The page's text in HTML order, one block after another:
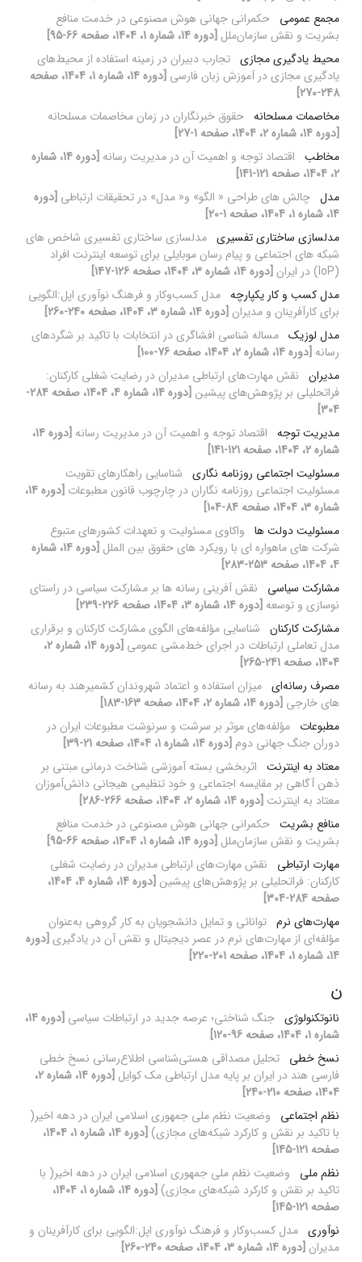
مجمع عمومی حکمرانی جهانی هوش مصنوعی در خدمت منافع
بشریت و نقش سازمان‌ملل [دوره 14، شماره 1، 1404، صفحه 66-95]
محیط یادگیری مجازی تجارب دبیران در زمینه استفاده از محیط‌های
یادگیری مجازی در آموزش زبان فارسی
[دوره 14، شماره 1، 1404، صفحه
248-270]
مخاصمات مسلحانه حقوق خبرنگاران در زمان مخاصمات مسلحانه
[دوره 14، شماره 2، 1404، صفحه 1-27]
مخاطب اقتصاد توجه و اهمیت آن در مدیریت رسانه
[دوره 14، شماره
2، 1404، صفحه 121-141]
مدل چالش های طراحی « الگو» و« مدل» در تحقیقات ارتباطی [دوره
14، شماره 1، 1404، صفحه 1-20]
مدلسازی ساختاری تفسیری مدلسازی ساختاری تفسیری شاخص های
شبکه های اجتماعی و پیام رسان موبایلی برای توسعه اینترنت افراد
(IoP) در ایران
[دوره 14، شماره 3، 1404، صفحه 126-147]
مدل کسب‌ و کار یکپارچه مدل کسب‌وکار و فرهنگ نوآوری اپل:الگویی
برای کارآفرینان و مدیران [دوره 14، شماره 3، 1404، صفحه 240-260]
مدل لوزیک مساله شناسی افشاگری در انتخابات با تاکید بر شگردهای
رسانه [دوره 14، شماره 2، 1404، صفحه 76-100]
مدیران نقش مهارت‌های ارتباطی مدیران در رضایت شغلی کارکنان:
فراتحلیلی بر پژوهش‌های پیشین
[دوره 14، شماره 4، 1404، صفحه 284-
304]
مدیریت توجه اقتصاد توجه و اهمیت آن در مدیریت رسانه
[دوره 14،
شماره 2، 1404، صفحه 121-141]
مسئولیت اجتماعی روزنامه نگاری شناسایی راهکارهای تقویت
مسئولیت اجتماعی روزنامه نگاران در چارچوب قانون مطبوعات
[دوره 14،
شماره 3، 1404، صفحه 84-104]
مسئولیت دولت ها واکاوی مسئولیت و تعهدات کشورهای متبوع
شرکت های ماهواره ای با رویکرد های حقوق بین الملل
[دوره 14، شماره
4، 1404، صفحه 253-283]
مشارکت سیاسی
نقش آفرینی رسانه ها بر مشارکت سیاسی در راستای
نوسازی و توسعه [دوره 14، شماره 3، 1404، صفحه 226-239]
مشارکت کارکنان شناسایی مؤلفه‌های الگوی مشارکت کارکنان و برقراری
مدل تعاملی ارتباطات در اجرای خط‌مشی عمومی
[دوره 14، شماره 2،
1404، صفحه 241-265]
مصرف رسانه‌ای میزان استفاده و اعتماد شهروندان کشمیرهند به رسانه
های خارجی [دوره 14، شماره 2، 1404، صفحه 163-183]
مطبوعات مؤلفه‌های موثر بر سرشت و سرنوشت مطبوعات ایران در
دوران جنگ جهانی دوم [دوره 14، شماره 1، 1404، صفحه 21-39]
معتاد به اینترنت اثربخشی بسته آموزشی شناخت درمانی مبتنی بر
ذهن آگاهی بر مقایسه اجتماعی و خود تنظیمی هیجانی دانش‌آموزان
معتاد به اینترنت [دوره 14، شماره 2، 1404، صفحه 266-286]
منافع بشریت حکمرانی جهانی هوش مصنوعی در خدمت منافع
بشریت و نقش سازمان‌ملل [دوره 14، شماره 1، 1404، صفحه 66-95]
مهارت ارتباطی
نقش مهارت‌های ارتباطی مدیران در رضایت شغلی
کارکنان: فراتحلیلی بر پژوهش‌های پیشین
[دوره 14، شماره 4، 1404،
صفحه 284-304]
مهارت‌های نرم توانائی و تمایل دانشجویان به کار گروهی به‌عنوان
مؤلفه‌ای از مهارت‌های نرم در عصر دیجیتال و نقش آن در یادگیری [دوره
14، شماره 1، 1404، صفحه 201-220]
ن
نانوتکنولوژی جنگ شناختی؛ عرصه جدید در ارتباطات سیاسی
[دوره 14،
شماره 1، 1404، صفحه 96-120]
نسخ خطی تحلیل مصداقی هستی‌شناسی اطلاع‌رسانی نسخ خطی
فارسی هند در ایران بر پایه مدل ارتباطی مک کوایل
[دوره 14، شماره 2،
1404، صفحه 210-240]
نظم اجتماعی
وضعیت نظم ملی جمهوری اسلامی ایران در دهه اخیر(
با تاکید بر نقش و کارکرد شبکه‌های مجازی)
[دوره 14، شماره 1، 1404،
صفحه 121-145]
نظم ملی
وضعیت نظم ملی جمهوری اسلامی ایران در دهه اخیر( با
تاکید بر نقش و کارکرد شبکه‌های مجازی)
[دوره 14، شماره 1، 1404،
صفحه 121-145]
نوآوری مدل کسب‌وکار و فرهنگ نوآوری اپل:الگویی برای کارآفرینان و
مدیران [دوره 14، شماره 3، 1404، صفحه 240-260]